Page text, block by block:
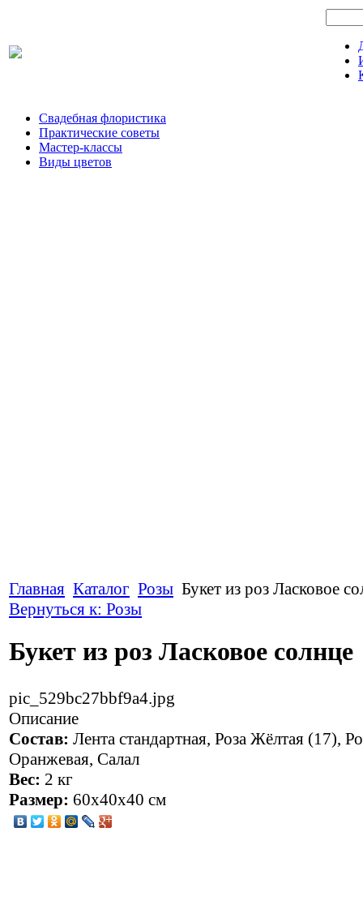
Свадебная флористика
Практические советы
Мастер-классы
Виды цветов
Главная Каталог Розы Букет из роз Ласковое
Вернуться к: Розы
Букет из роз Ласковое солнце
pic_529bc27bbf9a4.jpg
Описание
Состав: Лента стандартная, Роза Жёлтая (17),
Оранжевая, Салал
Вес: 2 кг
Размер: 60x40x40 см